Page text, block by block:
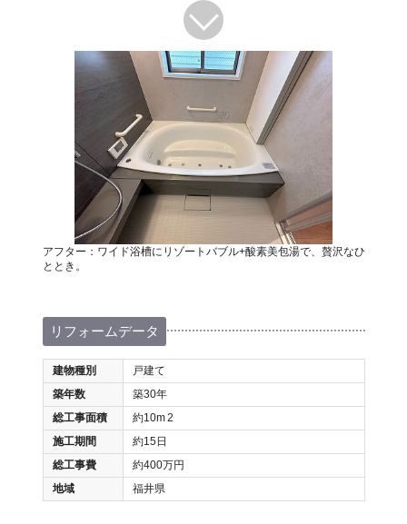
アフター：ワイド浴槽にリゾートバブル+酸素美包湯で、贅沢なひ
ととき。
リフォームデータ
建物種別
戸建て
築年数
築30年
総工事面積
約10m2
施工期間
約15日
総工事費
約400万円
地域
福井県